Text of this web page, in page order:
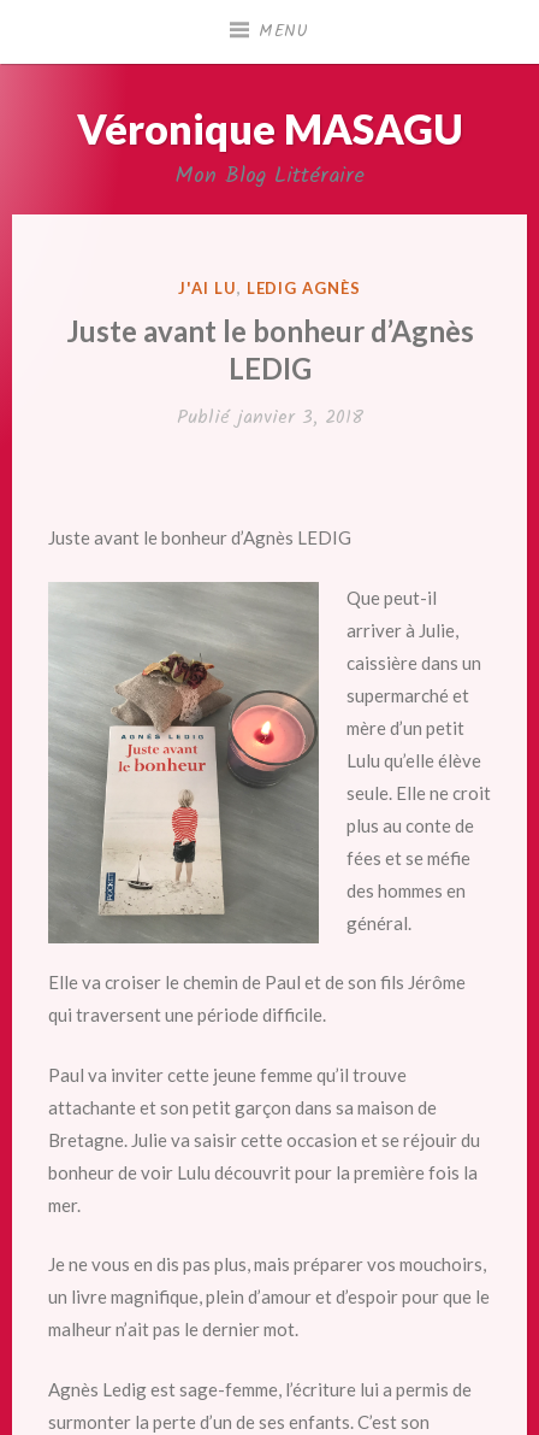
MENU
Véronique MASAGU
Mon Blog Littéraire
PUBLIÉ
J'AI LU, LEDIG AGNÈS
Juste avant le bonheur d’Agnès
LEDIG
Publiéjanvier 3, 2018
Juste avant le bonheur d’Agnès LEDIG
Que peut-il
arriver à Julie,
caissière dans un
supermarché et
mère d’un petit
Lulu qu’elle élève
seule. Elle ne croit
plus au conte de
fées et se méfie
des hommes en
général.
Elle va croiser le chemin de Paul et de son fils Jérôme
qui traversent une période difficile.
Paul va invitercette jeune femme qu’il trouve
attachante et son petit garçon dans sa maison de
Bretagne. Julie va saisir cette occasion et se réjouir du
bonheur de voir Lulu découvrit pour la première fois la
mer.
Je ne vous en dis pas plus, mais préparer vos mouchoirs,
un livre magnifique, plein d’amour et d’espoir pour que le
malheur n’ait pas le dernier mot.
Agnès Ledig est sage-femme, l’écriture lui a permis de
surmonter la perte d’un de ses enfants. C’est son